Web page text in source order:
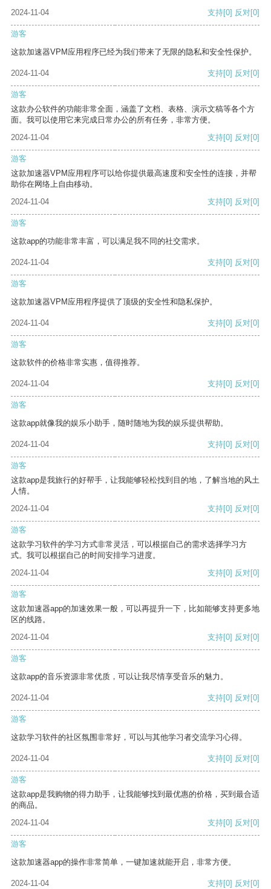
2024-11-04 支持[0] 反对[0]
游客
这款加速器VPM应用程序已经为我们带来了无限的隐私和安全性保护。
2024-11-04 支持[0] 反对[0]
游客
这款办公软件的功能非常全面，涵盖了文档、表格、演示文稿等各个方
面。我可以使用它来完成日常办公的所有任务，非常方便。
2024-11-04
支持[0] 反对[0]
游客
这款加速器VPM应用程序可以给你提供最高速度和安全性的连接，并帮
助你在网络上自由移动。
2024-11-04
支持[0] 反对[0]
游客
这款app的功能非常丰富，可以满足我不同的社交需求。
2024-11-04 支持[0] 反对[0]
游客
这款加速器VPM应用程序提供了顶级的安全性和隐私保护。
2024-11-04 支持[0] 反对[0]
游客
这款软件的价格非常实惠，值得推荐。
2024-11-04 支持[0] 反对[0]
游客
这款app就像我的娱乐小助手，随时随地为我的娱乐提供帮助。
2024-11-04 支持[0] 反对[0]
游客
这款app是我旅行的好帮手，让我能够轻松找到目的地，了解当地的风土
人情。
2024-11-04
支持[0] 反对[0]
游客
这款学习软件的学习方式非常灵活，可以根据自己的需求选择学习方
式。我可以根据自己的时间安排学习进度。
2024-11-04
支持[0] 反对[0]
游客
这款加速器app的加速效果一般，可以再提升一下，比如能够支持更多地
区的线路。
2024-11-04
支持[0] 反对[0]
游客
这款app的音乐资源非常优质，可以让我尽情享受音乐的魅力。
2024-11-04 支持[0] 反对[0]
游客
这款学习软件的社区氛围非常好，可以与其他学习者交流学习心得。
2024-11-04 支持[0] 反对[0]
游客
这款app是我购物的得力助手，让我能够找到最优惠的价格，买到最合适
的商品。
2024-11-04
支持[0] 反对[0]
游客
这款加速器app的操作非常简单，一键加速就能开启，非常方便。
2024-11-04 支持[0] 反对[0]